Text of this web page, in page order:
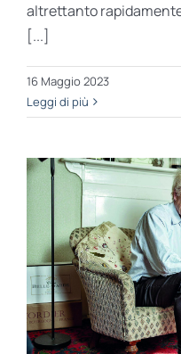
altrettanto
[...]
16 Maggio 2023
Leggi di più